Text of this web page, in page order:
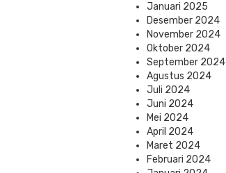
Januari 2025
Desember 2024
November 2024
Oktober 2024
September 2024
Agustus 2024
Juli 2024
Juni 2024
Mei 2024
April 2024
Maret 2024
Februari 2024